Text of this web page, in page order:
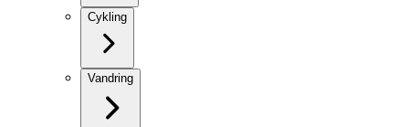
Cykling
Vandring